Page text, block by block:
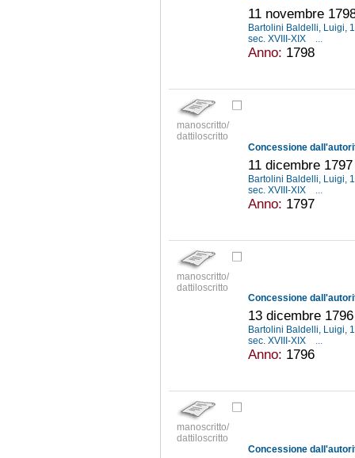
11 novembre
Bartolini Baldelli, Luigi,
sec. XVIII-XIX
Anno: 1798
manoscritto/
dattiloscritto
11 dicembre 1797
Bartolini Baldelli, Luigi,
sec. XVIII-XIX
Anno: 1797
manoscritto/
dattiloscritto
13 dicembre 1796
Bartolini Baldelli, Luigi,
sec. XVIII-XIX
...
Anno: 1796
manoscritto/
dattiloscritto